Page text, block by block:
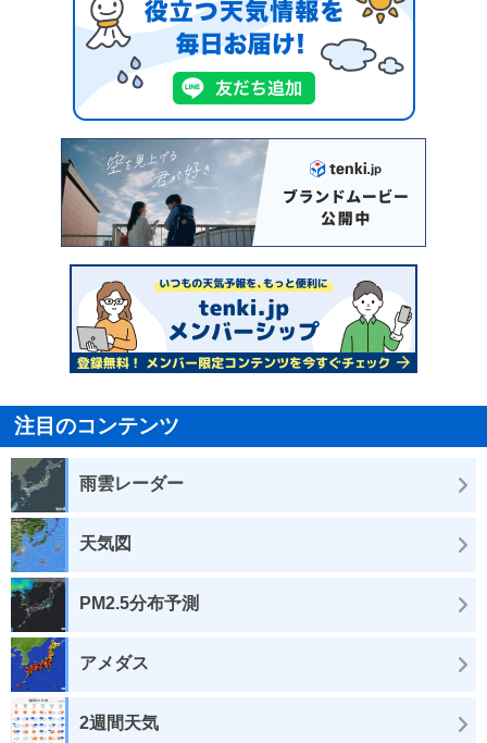
注目のコンテンツ
雨雲レーダー
天気図
PM2.5分布予測
アメダス
2週間天気